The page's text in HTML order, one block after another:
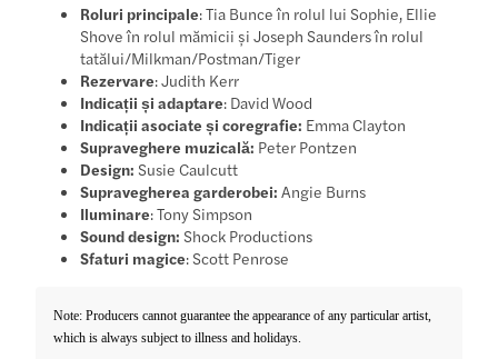
Roluri principale: Tia Bunce în rolul lui Sophie, Ellie
Shove în rolul mămicii și Joseph Saunders în rolul
tatălui/Milkman/Postman/Tiger
Rezervare: Judith Kerr
Indicații și adaptare: David Wood
Indicații asociate și coregrafie: Emma Clayton
Supraveghere muzicală: Peter Pontzen
Design: Susie Caulcutt
Supravegherea garderobei: Angie Burns
Iluminare: Tony Simpson
Sound design: Shock Productions
Sfaturi magice: Scott Penrose
Note: Producers cannot guarantee the appearance of any particular artist,
which is always subject to illness and holidays.